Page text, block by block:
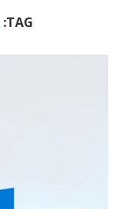
TAG: